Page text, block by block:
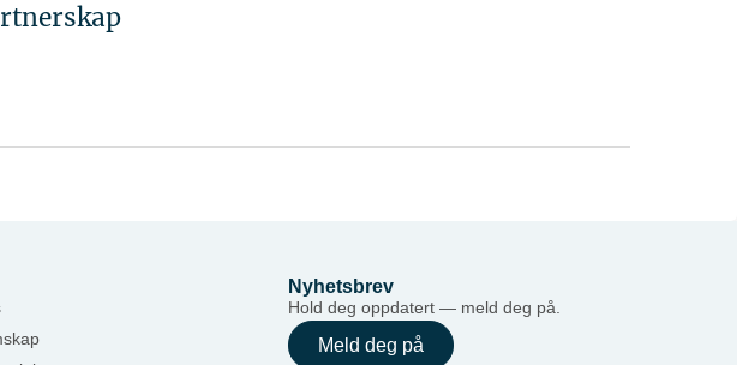
Nyhetsbrev
Hold deg oppdatert — meld deg på.
Meld deg på